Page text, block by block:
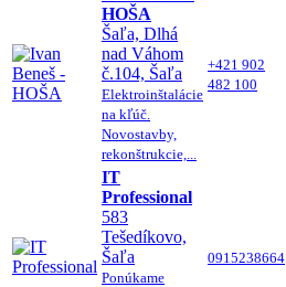
HOŠA
Šaľa, Dlhá
nad Váhom
č.104, Šaľa
Elektroinštalácie
na kľúč.
Novostavby,
rekonštrukcie,...
+421 902
482 100
IT
Professional
583
Tešedíkovo,
Šaľa
Ponúkame
0915238664